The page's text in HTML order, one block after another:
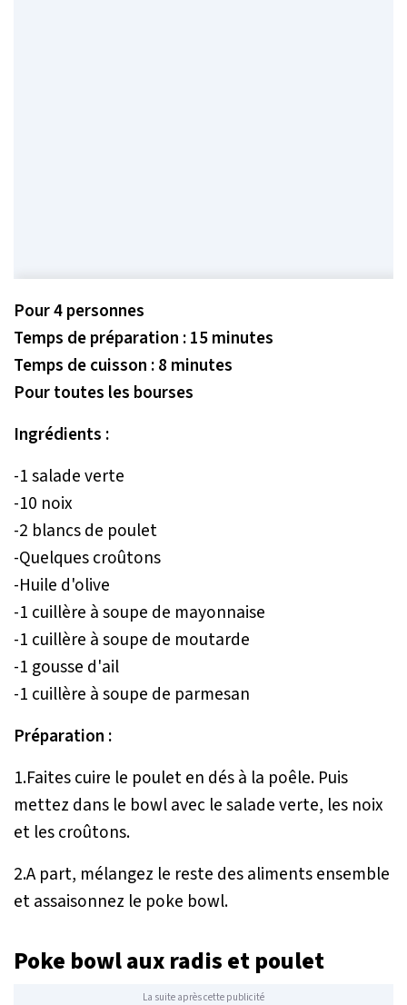
Pour 4 personnes
Temps de préparation : 15 minutes
Temps de cuisson : 8 minutes
Pour toutes les bourses
Ingrédients :
-1 salade verte
-10 noix
-2 blancs de poulet
-Quelques croûtons
-Huile d'olive
-1 cuillère à soupe de mayonnaise
-1 cuillère à soupe de moutarde
-1 gousse d'ail
-1 cuillère à soupe de parmesan
Préparation :
1.Faites cuire le poulet en dés à la poêle. Puis
mettez dans le bowl avec le salade verte, les noix
et les croûtons.
2.A part, mélangez le reste des aliments ensemble
et assaisonnez le poke bowl.
Poke bowl aux radis et poulet
La suite après cette publicité